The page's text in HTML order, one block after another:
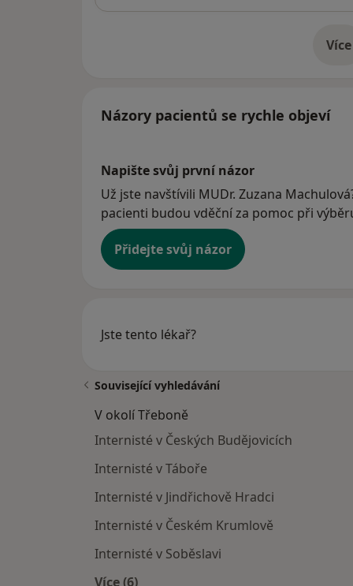
Více
o
Názory pacientů se rychle objeví
Napište svůj první názor
Už jste navštívili MUDr. Zuzana
pacienti budou vděční za pomoc při
Přidejte svůj názor
Jste tento lékař?
Související vyhledávání
V okolí Třeboně
Internisté v Českých Budějovicích
Internisté v Táboře
Internisté v Jindřichově Hradci
Internisté v Českém Krumlově
Internisté v Soběslavi
Více (6)